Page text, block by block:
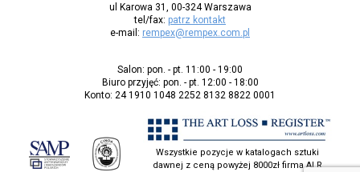
ul Karowa 31, 00-324 Warszawa
tel/fax: patrz kontakt
e-mail: rempex@rempex.com.pl
Salon: pon. - pt. 11:00 - 19:00
Biuro przyjęć: pon. - pt. 12:00 - 18:00
Konto: 24 1910 1048 2252 8132 8822 0001
Wszystkie pozycje w katalogach sztuki
dawnej z ceną powyżej 8000zł firma ALR